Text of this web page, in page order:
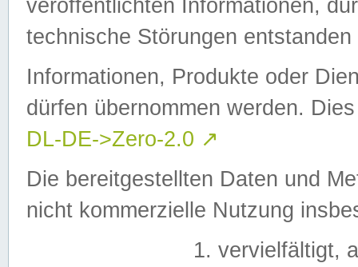
veröffentlichten Informationen,
technische Störungen
Informationen, Produkte oder
dürfen übernommen werden.
DL-DE->Zero-2.0 ↗
Die bereitgestellten Daten und
nicht kommerzielle Nutzung
vervielfältigt,